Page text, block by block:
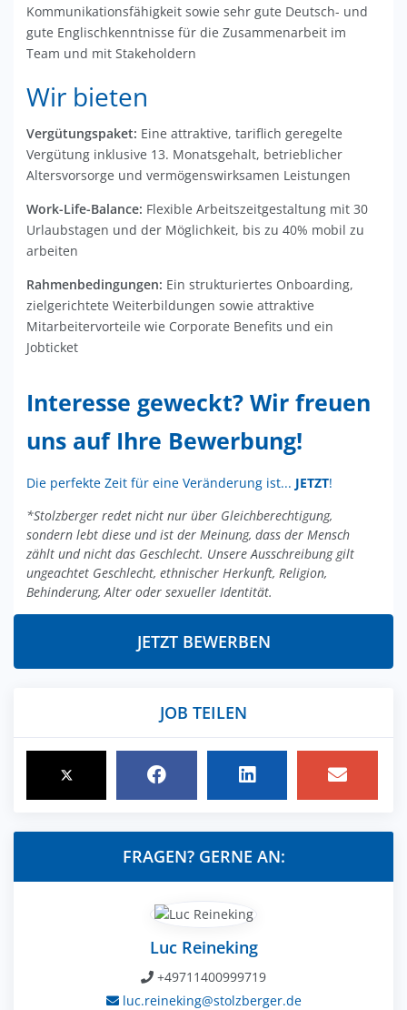
Kommunikationsfähigkeit sowie sehr gute Deutsch- und
gute Englischkenntnisse für die Zusammenarbeit im
Team und mit Stakeholdern
Wir bieten
Vergütungspaket: Eine attraktive, tariflich geregelte
Vergütung inklusive 13. Monatsgehalt, betrieblicher
Altersvorsorge und vermögenswirksamen Leistungen
Work-Life-Balance: Flexible Arbeitszeitgestaltung mit 30
Urlaubstagen und der Möglichkeit, bis zu 40% mobil zu
arbeiten
Rahmenbedingungen: Ein strukturiertes Onboarding,
zielgerichtete Weiterbildungen sowie attraktive
Mitarbeitervorteile wie Corporate Benefits und ein
Jobticket
Interesse geweckt? Wir freuen
uns auf Ihre Bewerbung!
Die perfekte Zeit für eine Veränderung ist... JETZT!
*Stolzberger redet nicht nur über Gleichberechtigung,
sondern lebt diese und ist der Meinung, dass der Mensch
zählt und nicht das Geschlecht. Unsere Ausschreibung gilt
ungeachtet Geschlecht, ethnischer Herkunft, Religion,
Behinderung, Alter oder sexueller Identität.
JETZT BEWERBEN
JOB TEILEN
FRAGEN? GERNE AN:
Luc Reineking
+49711400999719
luc.reineking@stolzberger.de